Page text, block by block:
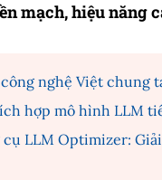
mạch, hiệu năng
nghệ Việt chung
hợp mô hình LLM
cụ LLM Optimizer: